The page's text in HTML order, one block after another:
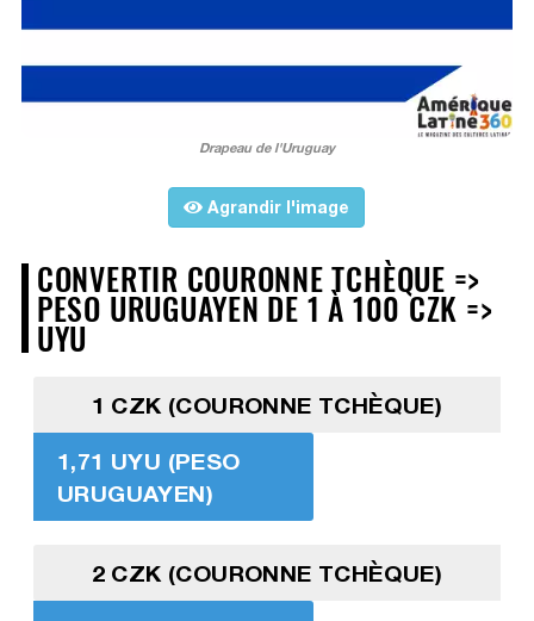
Drapeau de l'Uruguay
Agrandir l'image
CONVERTIR COURONNE TCHÈQUE =>
PESO URUGUAYEN DE 1 À 100 CZK =>
UYU
1 CZK (COURONNE TCHÈQUE)
1,71 UYU (PESO
URUGUAYEN)
2 CZK (COURONNE TCHÈQUE)